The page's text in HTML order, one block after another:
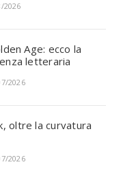
2026
Age: ecco la
letteraria
2026
oltre la curvatura
2026